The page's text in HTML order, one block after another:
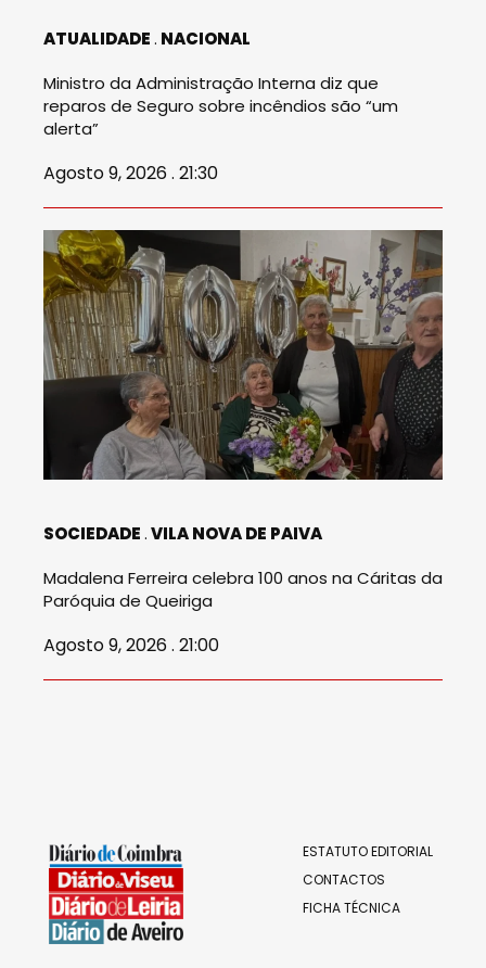
ATUALIDADE NACIONAL
Ministro da Administração Interna diz que
reparos de Seguro sobre incêndios são “um
alerta”
Agosto 9, 2026 . 21:30
SOCIEDADE VILA NOVA DE PAIVA
Madalena Ferreira celebra 100 anos na Cáritas da
Paróquia de Queiriga
Agosto 9, 2026 . 21:00
ESTATUTO EDITORIAL
CONTACTOS
FICHA TÉCNICA